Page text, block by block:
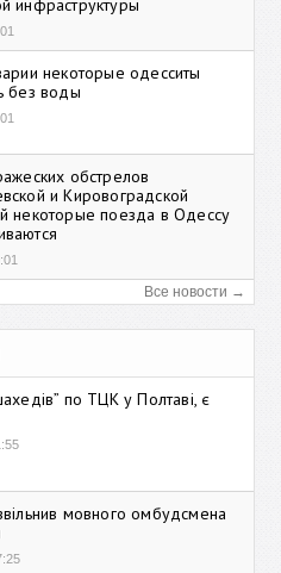
инфраструктуры
некоторые одесситы
без воды
обстрелов
и Кировоградской
некоторые поезда в Одессу
Все новости →
по ТЦК у Полтаві, є
мовного омбудсмена